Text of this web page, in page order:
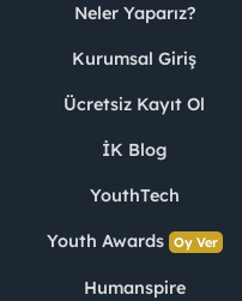
Neler Yaparız?
Kurumsal Giriş
Ücretsiz Kayıt Ol
İK Blog
YouthTech
Youth Awards Oy Ver
Humanspire